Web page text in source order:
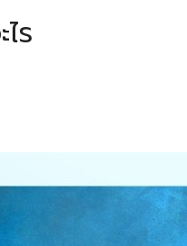
ร